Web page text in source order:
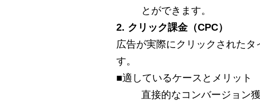
とができます。
2. クリック課金（CPC）
広告が実際にクリックされた
す。
■適しているケースとメリット
直接的なコンバージョン